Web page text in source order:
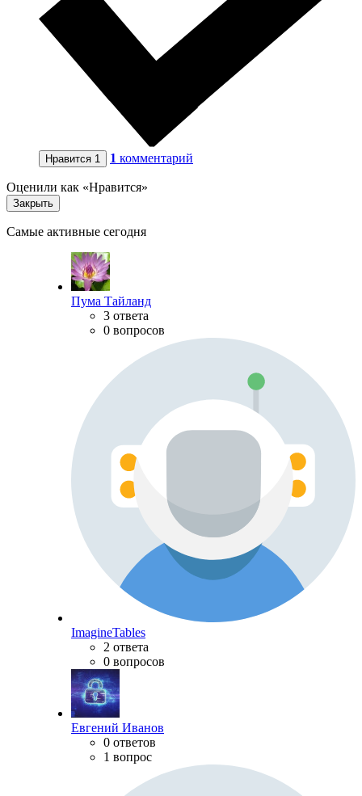
Нравится 1 1 комментарий
Оценили как «Нравится»
Закрыть
Самые активные сегодня
Пума Тайланд
3 ответа
0 вопросов
ImagineTables
2 ответа
0 вопросов
Евгений Иванов
0 ответов
1 вопрос